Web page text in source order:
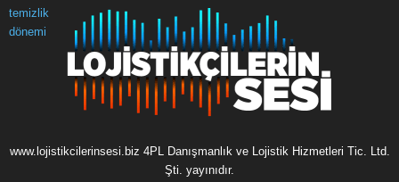
www.lojistikcilerinsesi.biz 4PL Danışmanlık ve Lojistik Hizmetleri Tic. Ltd.
Şti. yayınıdır.